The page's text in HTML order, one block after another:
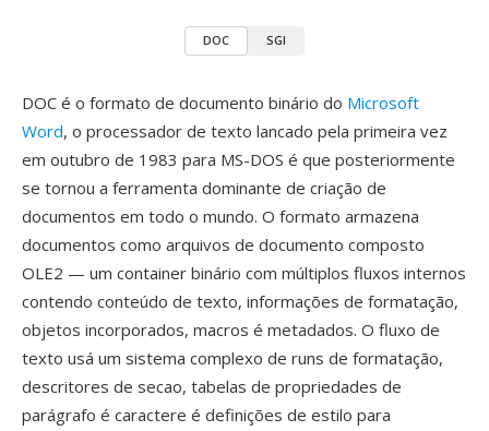
DOC SGI
DOC é o formato de documento binário do Microsoft
Word, o processador de texto lancado pela primeira vez
em outubro de 1983 para MS-DOS é que posteriormente
se tornou a ferramenta dominante de criação de
documentos em todo o mundo. O formato armazena
documentos como arquivos de documento composto
OLE2 — um container binário com múltiplos fluxos internos
contendo conteúdo de texto, informações de formatação,
objetos incorporados, macros é metadados. O fluxo de
texto usá um sistema complexo de runs de formatação,
descritores de secao, tabelas de propriedades de
parágrafo é caractere é definições de estilo para